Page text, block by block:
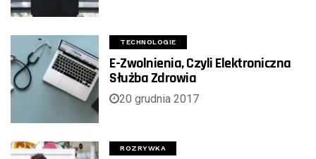
TECHNOLOGIE
E-Zwolnienia, Czyli Elektroniczna
Służba Zdrowia
20 grudnia 2017
ROZRYWKA